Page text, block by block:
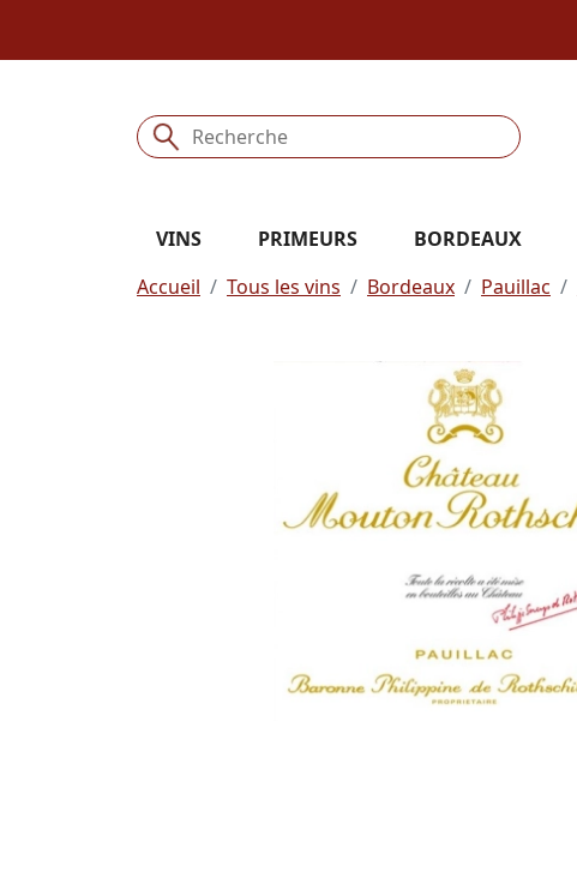
VINS PRIMEURS BORDEAUX
Accueil
Tous les vins Bordeaux Pauillac